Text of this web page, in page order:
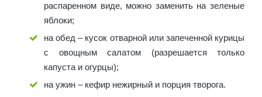
распаренном виде, можно заменить на зеленые
яблоки;
на обед – кусок отварной или запеченной курицы
с овощным салатом (разрешается только
капуста и огурцы);
на ужин – кефир нежирный и порция творога.